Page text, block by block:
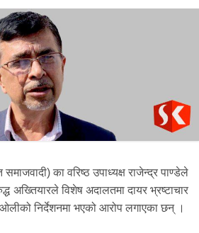
का वरिष्ठ उपाध्यक्ष राजेन्द्र पाण्डेले
अख्तियारले विशेष अदालतमा दायर भ्रष्टाचार
ओलीको निर्देशनमा भएको आरोप लगाएका छन् ।